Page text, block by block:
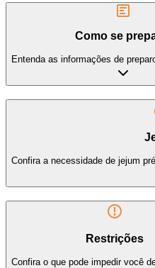
Como se
Entenda as informações de
Confira a necessidade de jejum
Restrições
Confira o que pode impedir você